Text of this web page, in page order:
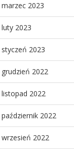
marzec 2023
luty 2023
styczeń 2023
grudzień 2022
listopad 2022
październik 2022
wrzesień 2022